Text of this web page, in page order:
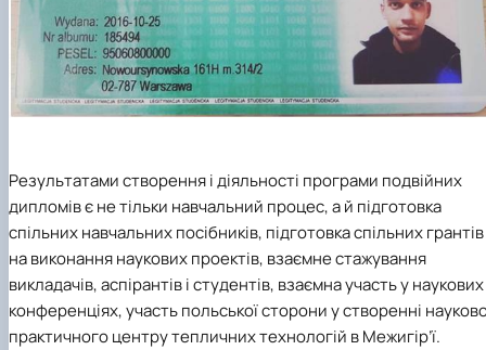
Результатами створення і діяльності програми подвійних
дипломів є не тільки навчальний процес, а й підготовка
спільних навчальних посібників, підготовка спільних грантів
на виконання наукових проектів, взаємне стажування
викладачів, аспірантів і студентів, взаємна участь у наукових
конференціях, участь польської сторони у створенні
практичного центру тепличних технологій в Межигір’ї.